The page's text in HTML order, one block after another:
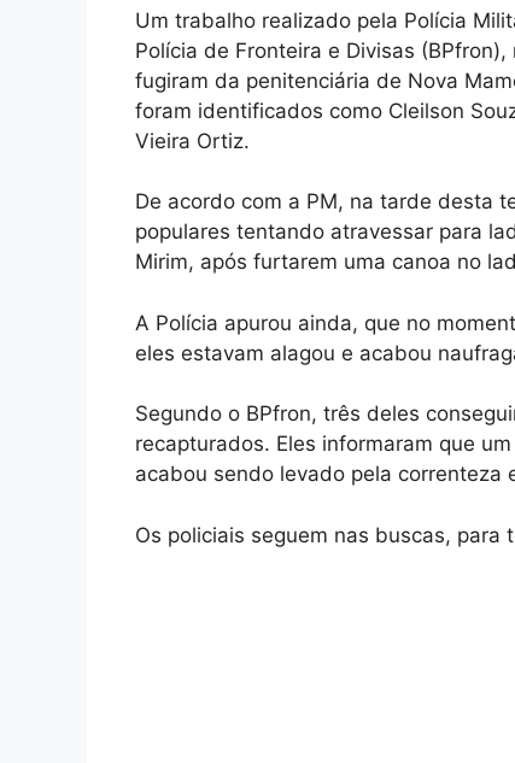
Um trabalho realizado pela Polícia
Polícia de Fronteira e Divisas
fugiram da penitenciária de Nova
foram identificados como Cleilson
Vieira Ortiz.
De acordo com a PM, na tarde desta
populares tentando atravessar para
Mirim, após furtarem uma canoa no
A Polícia apurou ainda, que no
eles estavam alagou e acabou
Segundo o BPfron, três deles
recapturados. Eles informaram que
acabou sendo levado pela correnteza
Os policiais seguem nas buscas,